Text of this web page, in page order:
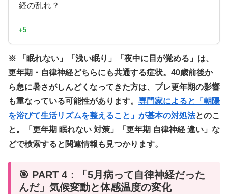
経の乱れ？
+5
※ 「眠れない」「浅い眠り」「夜中に目が覚める」は、
更年期・自律神経どちらにも共通する症状。40歳前後か
ら急に暑さがしんどくなってきた方は、プレ更年期の影響
も重なっている可能性があります。 専門家によると「朝陽
を浴びて生活リズムを整えること」が基本の対処法とのこ
と。「更年期 眠れない 対策」「更年期 自律神経 違い」な
どで検索すると関連情報も見つかります。
🎯 PART 4：「5月病って自律神経だった
んだ」気候変動と体感温度の変化